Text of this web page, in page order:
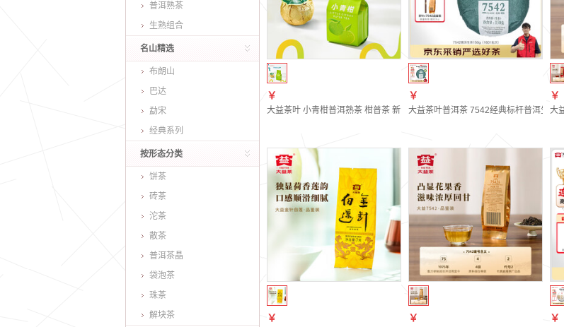
普洱熟茶
生熟组合
名山精选
布朗山
巴达
勐宋
经典系列
按形态分类
饼茶
砖茶
沱茶
散茶
普洱茶晶
袋泡茶
珠茶
解块茶
￥
大益茶叶 小青柑普洱熟茶 柑普茶 新会柑皮伴手礼 单颗品鉴装10.5g
￥
大益茶叶普洱茶 7542经典标杆普洱生茶
￥
大
￥ ￥ ￥